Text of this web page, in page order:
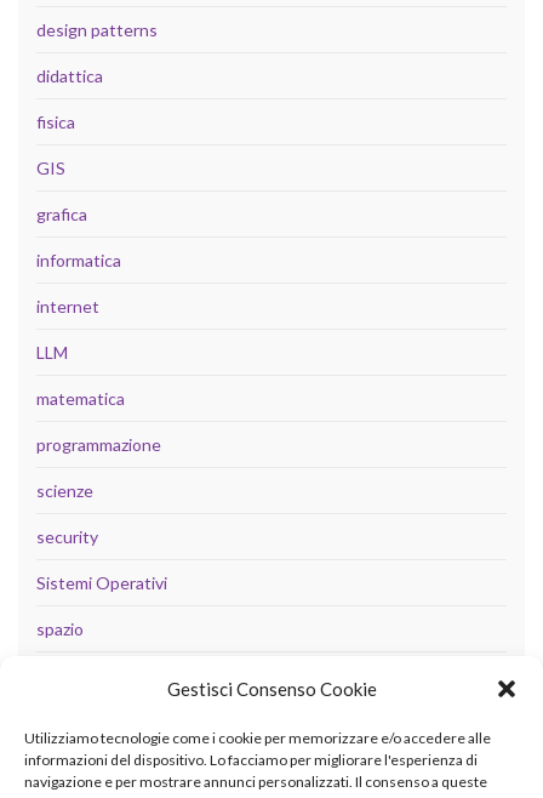
Gestisci Consenso Cookie
Utilizziamo tecnologie come i cookie per memorizzare e/o accedere alle
informazioni del dispositivo. Lo facciamo per migliorare l'esperienza di
navigazione e per mostrare annunci personalizzati. Il consenso a queste
design patterns
didattica
fisica
GIS
grafica
informatica
internet
LLM
matematica
programmazione
scienze
security
Sistemi Operativi
spazio